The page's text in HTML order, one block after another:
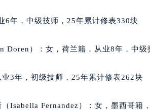
铁东区紫气大路与南九经街交汇处积家
东昌区环通乡江南大街积家售后服务
铁东区站前街积家售后服务中心（需提
市双塔区新华路积家售后服务中心（需提
6年，中级技师，25年累计修表330块
Doren）：女，荷兰籍，从业8年，中
3年，初级技师，25年累计修表262块
Isabella Fernandez）：女，墨西哥籍